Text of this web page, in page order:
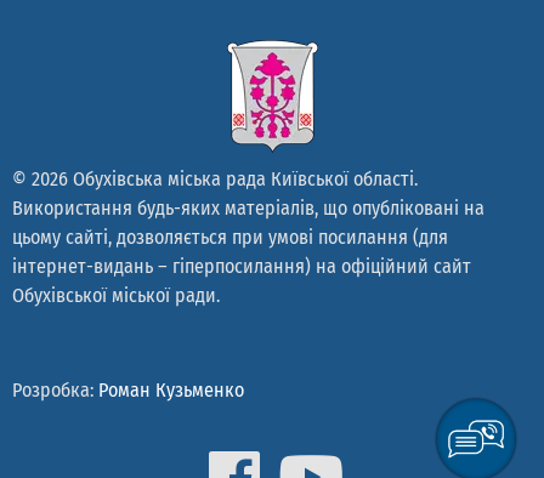
© 2026 Обухівська міська рада Київської області.
Використання будь-яких матеріалів, що опубліковані на
цьому сайті, дозволяється при умові посилання (для
інтернет-видань – гіперпосилання) на офіційний сайт
Обухівської міської ради.
Розробка: Роман Кузьменко